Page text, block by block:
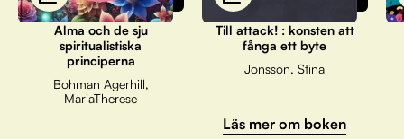
Alma och de sju
spiritualistiska
principerna
Bohman Agerhill,
MariaTherese
Till attack! : konsten att
fånga ett byte
Jonsson, Stina
Läs mer om boken